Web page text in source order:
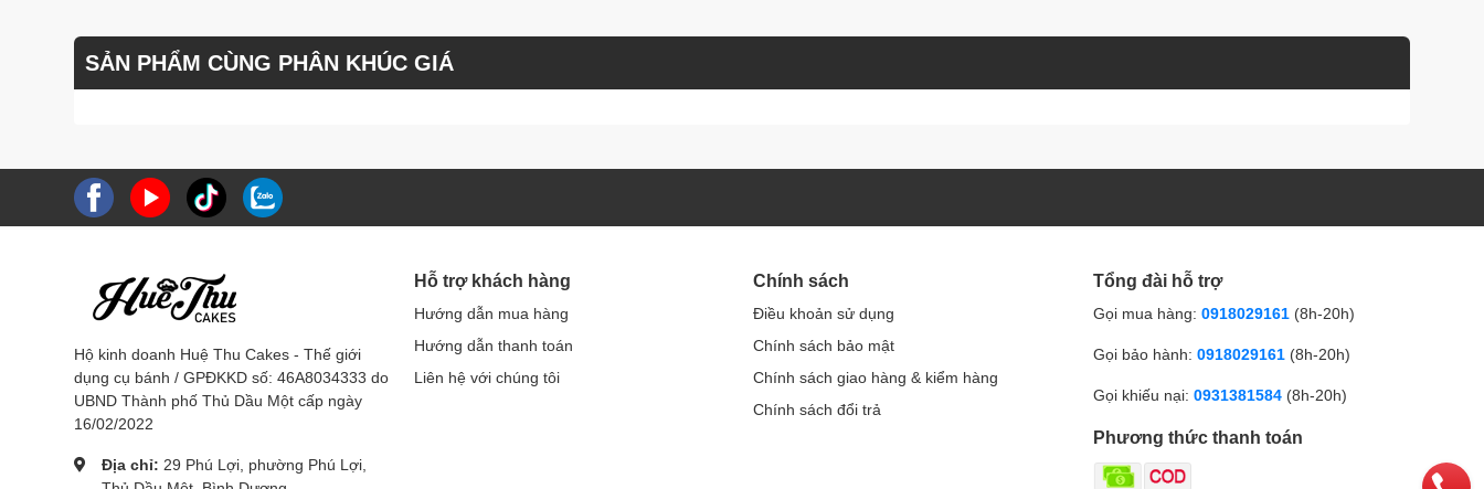
SẢN PHẨM CÙNG PHÂN KHÚC GIÁ
Hộ kinh doanh Huệ Thu Cakes - Thế giới
dụng cụ bánh / GPĐKKD số: 46A8034333 do
UBND Thành phố Thủ Dầu Một cấp ngày
16/02/2022
Địa chỉ: 29 Phú Lợi, phường Phú Lợi,
Hỗ trợ khách hàng
Hướng dẫn mua hàng
Hướng dẫn thanh toán
Liên hệ với chúng tôi
Chính sách
Điều khoản sử dụng
Chính sách bảo mật
Chính sách giao hàng & kiểm hàng
Chính sách đổi trả
Tổng đài hỗ trợ
Gọi mua hàng: 0918029161 (8h-20h)
Gọi bảo hành: 0918029161 (8h-20h)
Gọi khiếu nại: 0931381584 (8h-20h)
Phương thức thanh toán